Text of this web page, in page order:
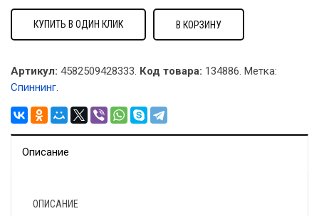
КУПИТЬ В ОДИН КЛИК В КОРЗИНУ
Артикул: 4582509428333. Код товара: 134886. Метка:
Спиннинг.
Описание
ОПИСАНИЕ